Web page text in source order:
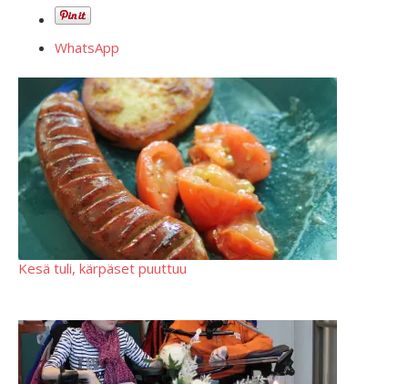
WhatsApp
Kesä tuli, kärpäset puuttuu